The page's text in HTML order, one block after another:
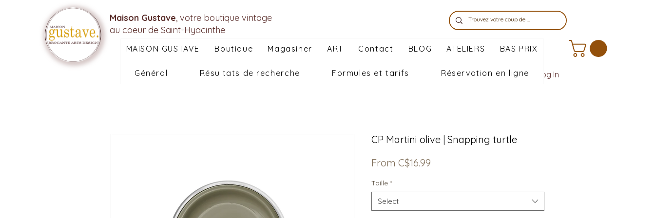
Maison Gustave, votre boutique vintage
au coeur de Saint-Hyacinthe
MAISON GUSTAVE Boutique Magasiner ART Contact BLOG ATELIERS BAS PRIX
Général Résultats de recherche Formules et tarifs Réservation en ligne
CP Martini olive | Snapping turtle
From C$16.99
Taille *
Select
Log In